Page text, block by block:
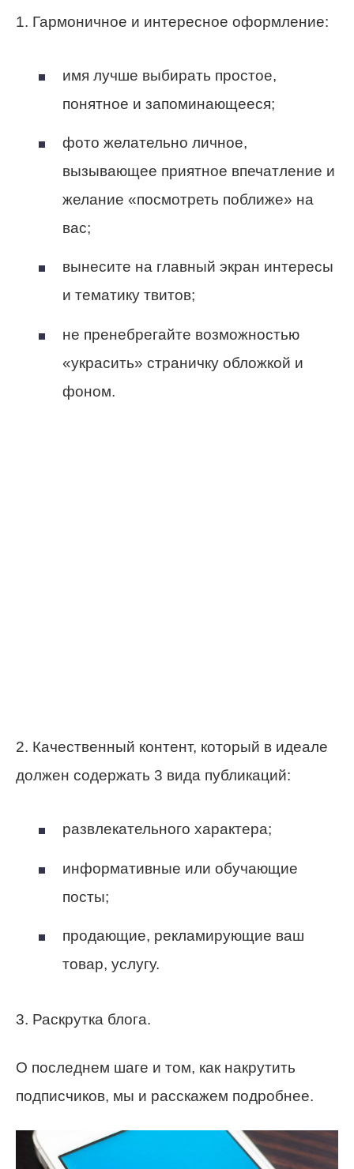
1. Гармоничное и интересное оформление:
имя лучше выбирать простое,
понятное и запоминающееся;
фото желательно личное,
вызывающее приятное впечатление и
желание «посмотреть поближе» на
вас;
вынесите на главный экран интересы
и тематику твитов;
не пренебрегайте возможностью
«украсить» страничку обложкой и
фоном.
2. Качественный контент, который в идеале
должен содержать 3 вида публикаций:
развлекательного характера;
информативные или обучающие
посты;
продающие, рекламирующие ваш
товар, услугу.
3. Раскрутка блога.
О последнем шаге и том, как накрутить
подписчиков, мы и расскажем подробнее.